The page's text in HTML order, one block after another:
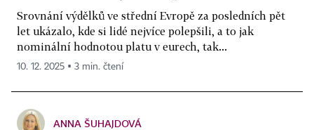
Srovnání výdělků ve střední Evropě za posledních pět
let ukázalo, kde si lidé nejvíce polepšili, a to jak
nominální hodnotou platu v eurech, tak...
10. 12. 2025 ▪ 3 min. čtení
ANNA ŠUHAJDOVÁ